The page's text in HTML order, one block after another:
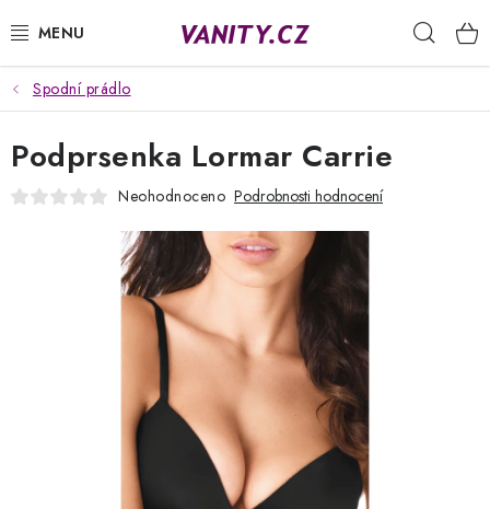
na
KABELKY
SPODNÍ PRÁDLO
PUNČOCHY
Jak nakupovat
Obchodní podmínky
Spodní prádlo
Podprsenka Lormar Carrie
Neohodnoceno Podrobnosti hodnocení